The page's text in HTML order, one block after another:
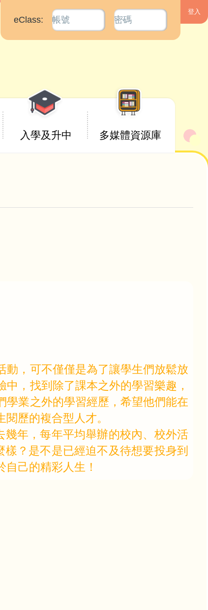
eClass:
入學及升中 多媒體資源庫
，可不僅僅是為了讓學生們放鬆放
，找到除了課本之外的學習樂趣，
業之外的學習經歷，希望他們能在
歷的複合型人才。
年，每年平均舉辦的校內、校外活
？是不是已經迫不及待想要投身到
己的精彩人生！